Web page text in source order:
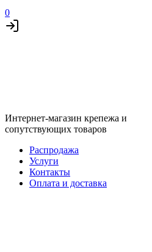
0
Интернет-магазин крепежа и
сопутствующих товаров
Распродажа
Услуги
Контакты
Оплата и доставка